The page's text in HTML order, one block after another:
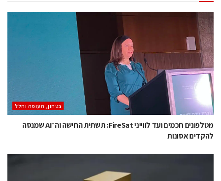
בטחון, תעופה וחלל
מטלפונים חכמים ועד לווייני FireSat: תשתית החישה וה־AI שמנסה
להקדים אסונות